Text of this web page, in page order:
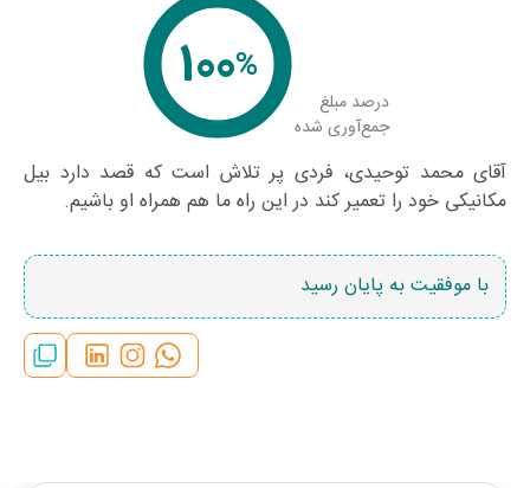
درصد مبلغ
جمع‌آوری شده
%
100
آقای محمد توحیدی، فردی پر تلاش است که قصد دارد بیل
مکانیکی خود را تعمیر کند در این راه ما هم همراه او باشیم.
با موفقیت به پایان رسید